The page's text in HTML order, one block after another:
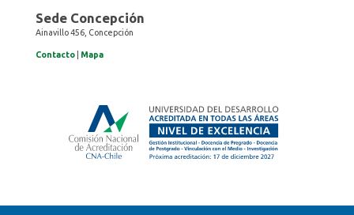
Sede Concepción
Ainavillo 456, Concepción
Contacto Mapa